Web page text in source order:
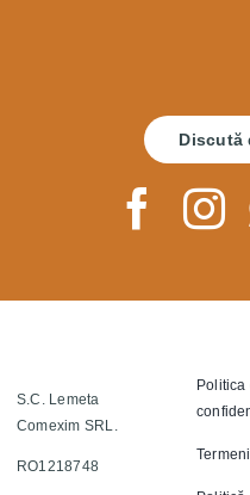
Discută
S.C. Lemeta
Comexim SRL.
RO1218748
Politica